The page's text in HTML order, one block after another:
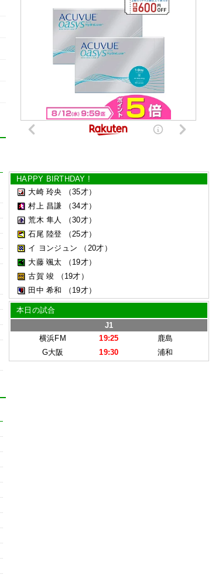
HAPPY BIRTHDAY !
大崎 玲央
（35才）
村上 昌謙
（34才）
荒木 隼人
（30才）
石尾 陸登
（25才）
イ ヨンジュン
（20才）
大藤 颯太
（19才）
古賀 竣
（19才）
田中 希和
（19才）
本日の試合
J1
横浜FM
19:25
鹿島
G大阪
19:30 浦和